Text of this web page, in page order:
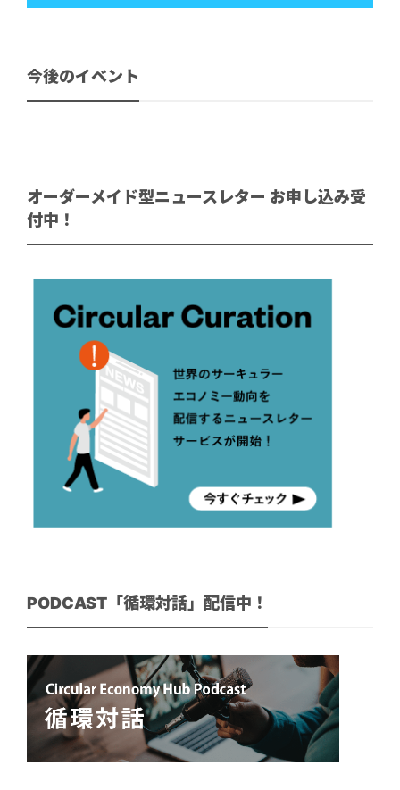
今後のイベント
オーダーメイド型ニュースレター お申し込み受
付中！
PODCAST「循環対話」配信中！